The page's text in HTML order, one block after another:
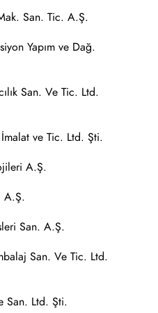
San. Tic. A.Ş.
Yapım ve Dağ.
San. Ve Tic. Ltd.
ve Tic. Ltd. Şti.
A.Ş.
A.Ş.
San. A.Ş.
San. Ve Tic. Ltd.
San. Ltd. Şti.